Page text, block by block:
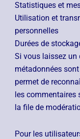
Statistiques et
Utilisation et
personnelles
Durées de
Si vous laissez un
métadonnées
permet de
les commentaires
la file de
Pour les